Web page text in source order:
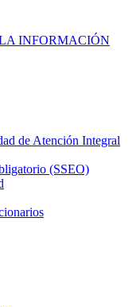
INFORMACIÓN
de Atención Integral
(SSEO)